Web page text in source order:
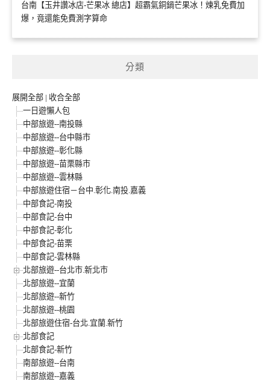
台南【玉井讚冰店-芒果冰 總店】超霸氣銅鍋芒果冰！煉乳免費加
爆，竟還能免費測字算命
分類
展開全部 | 收合全部
一日遊懶人包
中部旅遊--南投縣
中部旅遊--台中縣市
中部旅遊--彰化縣
中部旅遊--苗栗縣市
中部旅遊--雲林縣
中部旅遊住宿－台中.彰化.南投.嘉義
中部食記-南投
中部食記-台中
中部食記-彰化
中部食記-苗栗
中部食記-雲林縣
北部旅遊--台北市.新北市
北部旅遊--宜蘭
北部旅遊--新竹
北部旅遊--桃園
北部旅遊住宿-台北.宜蘭.新竹
北部食記
北部食記-新竹
南部旅遊--台南
南部旅遊--嘉義